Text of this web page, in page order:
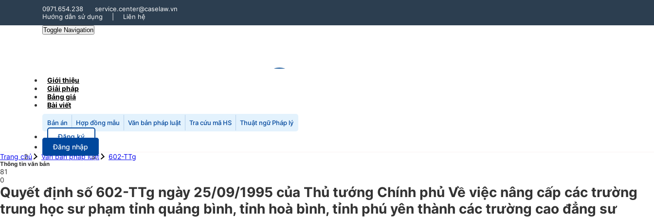
0971.654.238
service.center@caselaw.vn
Hướng dẫn sử dụng
Liên hệ
Toggle Navigation
Giới thiệu
Giải pháp
Bảng giá
Bài viết
Bản án Hợp đồng mẫu Văn bản pháp luật Tra cứu mã HS Thuật ngữ Pháp lý
Đăng ký
Đăng nhập
Trang chủ
Văn bản pháp luật 602-TTg
Thông tin văn bản
81
0
Quyết định số 602-TTg ngày 25/09/1995 của Thủ tướng Chính phủ Về việc nâng cấp các trường
trung học sư phạm tỉnh quảng bình, tỉnh hoà bình, tỉnh phú yên thành các trường cao đẳng sư